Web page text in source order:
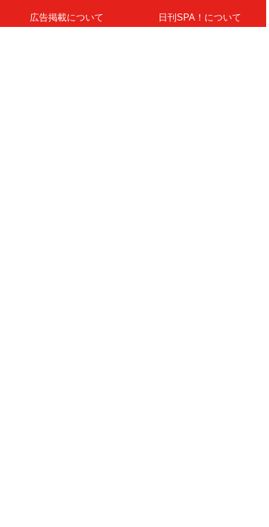
広告掲載について 日刊SPA！について